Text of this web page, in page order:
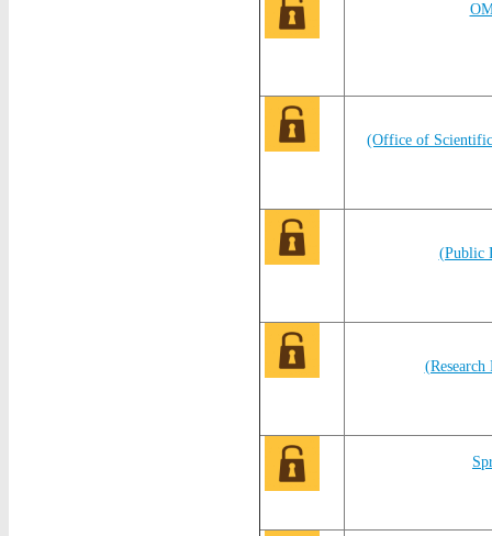
(Office of
(Public
(Research